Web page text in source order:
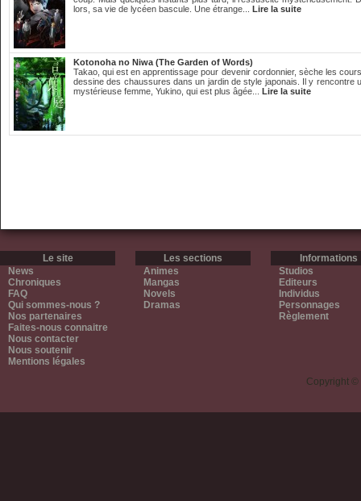
lors, sa vie de lycéen bascule. Une étrange... Lire la suite
Kotonoha no Niwa (The Garden of Words)
Takao, qui est en apprentissage pour devenir cordonnier, sèche les
dessine des chaussures dans un jardin de style japonais. Il y rencontre
mystérieuse femme, Yukino, qui est plus âgée... Lire la suite
Le site
News
Chroniques
FAQ
Qui sommes-nous ?
Nos partenaires
Faites-nous connaitre
Nous contacter
Nous soutenir
Mentions légales
Les sections
Animes
Mangas
Novels
Dramas
Informations
Studios
Editeurs
Individus
Personnages
Règlement
Copyright ©